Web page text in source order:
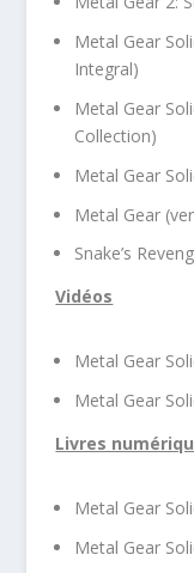
Metal Gear
Integral)
Metal Gear
Collection)
Metal Gear
Metal Gear
Snake’s
Vidéos
Metal Gear
Metal Gear
Livres
Metal Gear
Metal Gear